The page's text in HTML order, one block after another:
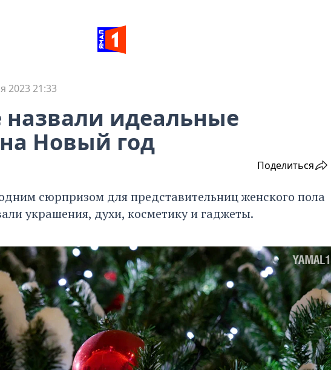
2023 21:33
назвали идеальные
Новый год
Поделиться
сюрпризом для представительниц женского пола
украшения, духи, косметику и гаджеты.